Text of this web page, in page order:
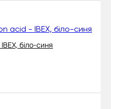
біло-синя